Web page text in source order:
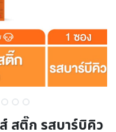
สติ๊ก รสบาร์บิคิว